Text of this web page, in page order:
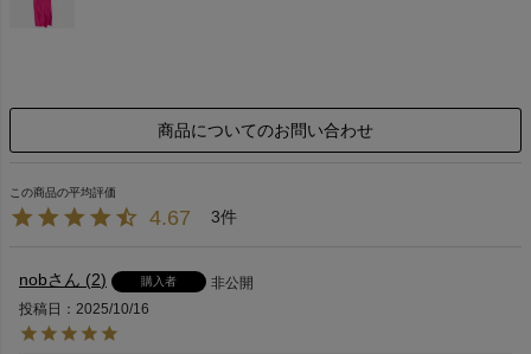
商品についてのお問い合わせ
4.67 3
nob 2 購入者
非公開
投稿日
2025/10/16